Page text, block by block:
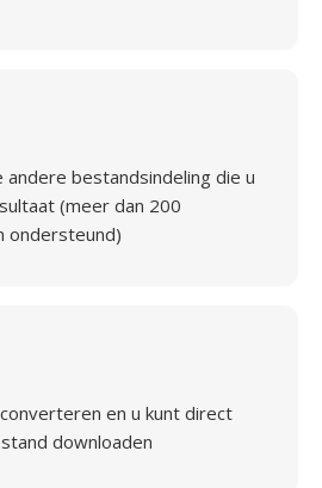
andere bestandsindeling die u
(meer dan 200
ondersteund)
en u kunt direct
downloaden